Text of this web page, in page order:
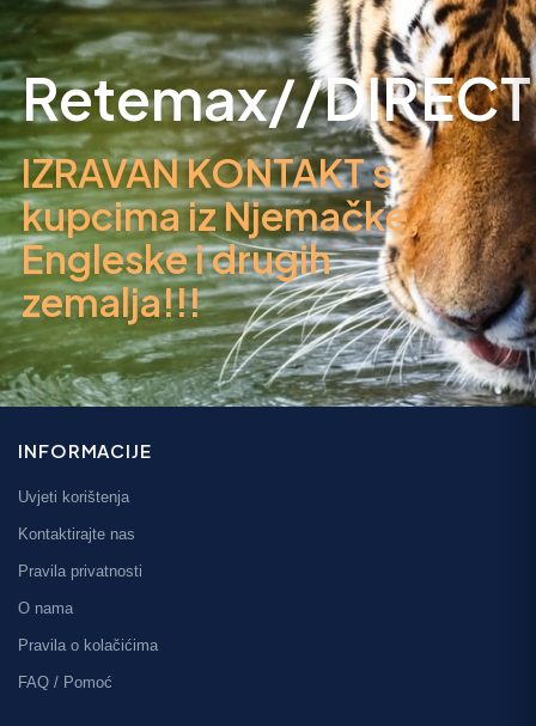
Retemax//DIRECT
IZRAVAN KONTAKT s
kupcima iz Njemačke,
Engleske i drugih
zemalja!!!
INFORMACIJE
Uvjeti korištenja
Kontaktirajte nas
Pravila privatnosti
O nama
Pravila o kolačićima
FAQ / Pomoć